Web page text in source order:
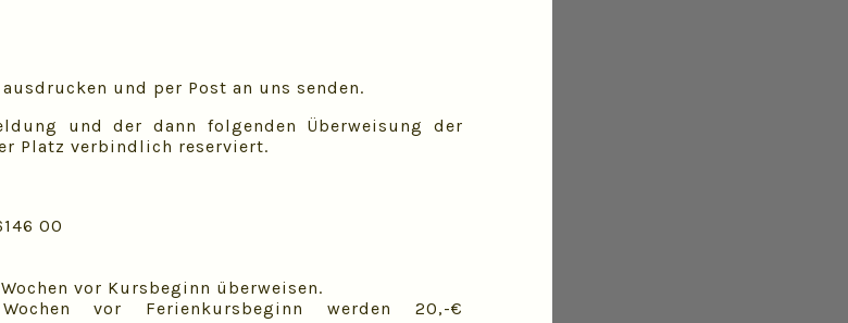
ausdrucken und per Post an uns senden.
und der dann folgenden Überweisung der
Platz verbindlich reserviert.
00
vor Kursbeginn überweisen.
vor Ferienkursbeginn werden 20,-€